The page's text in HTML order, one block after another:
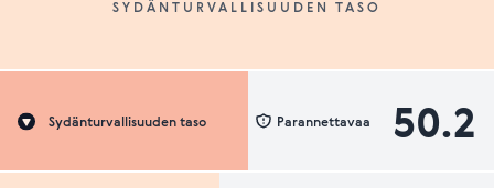
SYDÄNTURVALLISUUDEN TASO
Sydänturvallisuuden taso 50.2
Parannettavaa